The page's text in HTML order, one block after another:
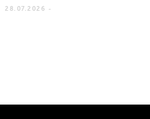
28.07.2026 -